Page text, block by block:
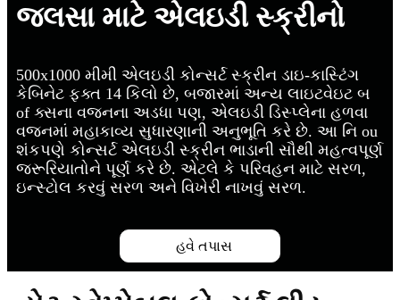
જલસા માટે એલઇડી સ્ક્રીનો
500x1000 મીમી એલઇડી કોન્સર્ટ સ્ક્રીન ડાઇ-કાસ્ટિંગ
કેબિનેટ ફક્ત 14 કિલો છે, બજારમાં અન્ય લાઇટવેઇટ બ
of ક્સના વજનના અડધા પણ, એલઇડી ડિસ્પ્લેના હળવા
વજનમાં મહાકાવ્ય સુધારણાની અનુભૂતિ કરે છે. આ નિ ou
શંકપણે કોન્સર્ટ એલઇડી સ્ક્રીન ભાડાની સૌથી મહત્વપૂર્ણ
જરૂરિયાતોને પૂર્ણ કરે છે. એટલે કે પરિવહન માટે સરળ,
ઇન્સ્ટોલ કરવું સરળ અને વિખેરી નાખવું સરળ.
હવે તપાસ